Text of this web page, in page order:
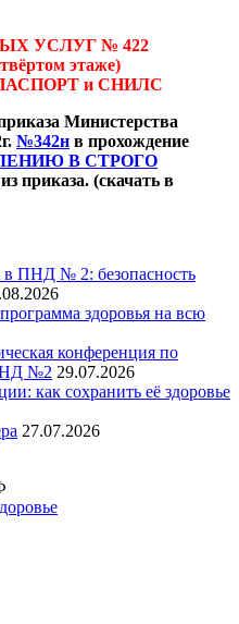
УСЛУГ № 422
этаже)
и СНИЛС
Министерства
№342н в прохождение
В СТРОГО
из приказа. (скачать в
в ПНД № 2: безопасность
здоровья на всю
конференция по
№2 29.07.2026
как сохранить её здоровье
27.07.2026